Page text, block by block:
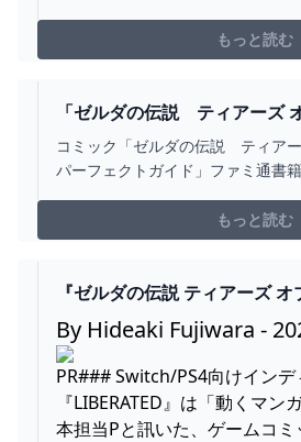
もっと読む
「ゼルダの伝説 ティアーズ
パーフェクトガイド」ファミ
攻略本 - KADOKAWA
コミック「ゼルダの伝説 ティア
パーフェクトガイド」ファミ通書
説 ティアーズ オブ ザ キングダム
せ！
もっと読む
『ゼルダの伝説 ティアーズ
開発当初のカオス状態映像に
天堂でもはじめは失敗する -
By Hideaki Fujiwara -
PR### Switch/PS4向けインデ
『LIBERATED』は「動くマン
本担当Pと訊いた、ゲームコ